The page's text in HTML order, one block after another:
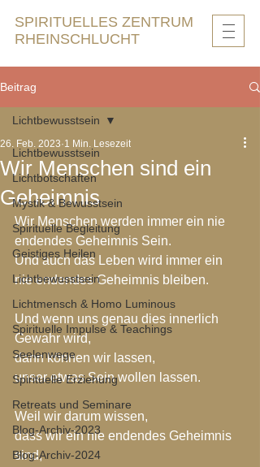
SPIRITUELLES ZENTRUM
RHEINSCHLUCHT
Beitrag
Lichtbewusstsein
Lichtbotschaften
Mystik & Bewusstsein
Spirituelle Begleitung
Geistiges Heilen
Lichtbewusstsein
Lichtmensch & Homo Luminous
Spirituelle Impulse & Teachings
Seelenwege
Spirituelle Erziehung
Retreats und Seminare
Blog-Archiv-2023
Blog-Archiv-2024
Lichtbewusstsein
Wir Menschen sind ein
Geheimnis
26. Feb. 2023 1 Min. Lesezeit
Wir Menschen werden immer ein nie
endendes Geheimnis Sein.
Und auch das Leben wird immer ein
nie endendes Geheimnis bleiben.
Und wenn uns genau dies innerlich
Gewahr wird,
dann können wir lassen,
unser etwas Sein wollen lassen.
Weil wir darum wissen,
dass wir ein nie endendes Geheimnis
sind,